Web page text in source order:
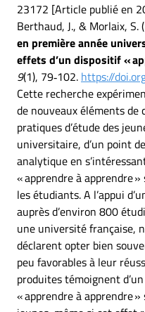
23172 [Article publié en
Berthaud, J., & Morlaix, S.
en première année
effets d’un dispositif «
9(1), 79‑102. https://
Cette recherche
de nouveaux éléments de
pratiques d’étude des
universitaire, d’un point
analytique en
« apprendre à apprendre
les étudiants. A l’appui
auprès d’environ 800
une université française,
déclarent opter bien
peu favorables à leur
produites témoignent
« apprendre à apprendre